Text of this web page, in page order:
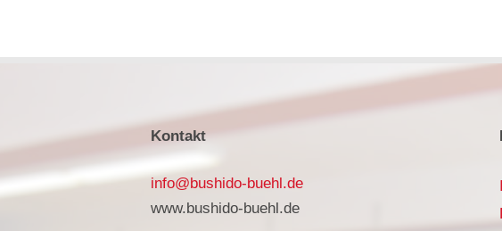
Kontakt
info@bushido-buehl.de
www.bushido-buehl.de